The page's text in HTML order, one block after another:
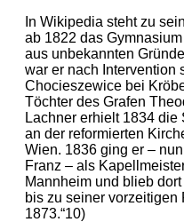
In Wikipedia steht zu
ab 1822 das
aus unbekannten
war er nach Intervention
Chocieszewice bei
Töchter des Grafen
Lachner erhielt 1834
an der reformierten
Wien. 1836 ging er –
Franz – als
Mannheim und blieb
bis zu seiner
1873.“10)